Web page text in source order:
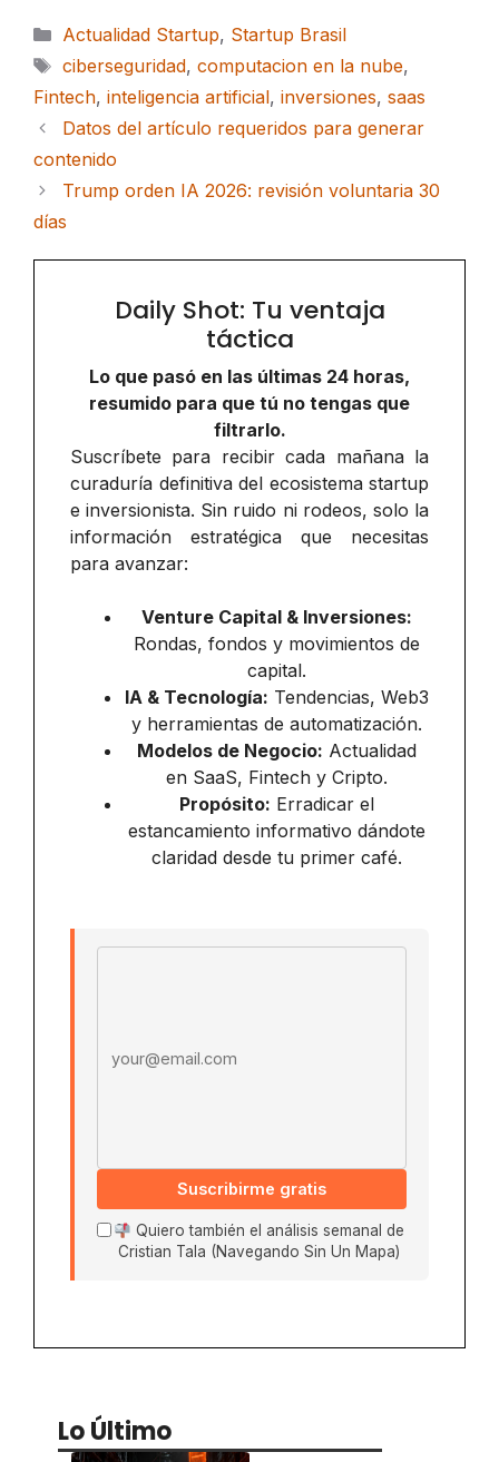
Categorías
Actualidad Startup, Startup Brasil
Etiquetas
ciberseguridad, computacion en la nube,
Fintech, inteligencia artificial, inversiones, saas
Datos del artículo requeridos para generar
contenido
Trump orden IA 2026: revisión voluntaria 30
días
Daily Shot: Tu ventaja
táctica
Lo que pasó en las últimas 24 horas,
resumido para que tú no tengas que
filtrarlo.
Suscríbete para recibir cada mañana la
curaduría definitiva del ecosistema startup
e inversionista. Sin ruido ni rodeos, solo la
información estratégica que necesitas
para avanzar:
Venture Capital & Inversiones:
Rondas, fondos y movimientos de
capital.
IA & Tecnología: Tendencias, Web3
y herramientas de automatización.
Modelos de Negocio: Actualidad
en SaaS, Fintech y Cripto.
Propósito: Erradicar el
estancamiento informativo dándote
claridad desde tu primer café.
Suscribirme gratis
Quiero también el análisis semanal de
Cristian Tala (Navegando Sin Un Mapa)
Lo Último